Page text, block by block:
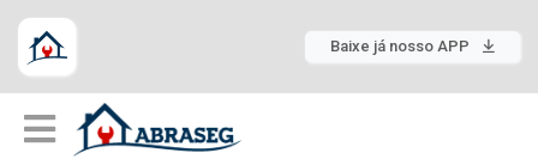
Baixe já nosso APP